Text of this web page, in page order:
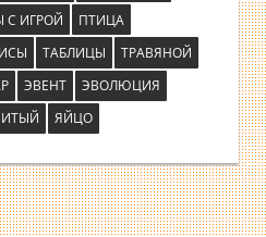
С ИГРОЙ
ПТИЦА
ТАБЛИЦЫ
ТРАВЯНОЙ
ЭВЕНТ
ЭВОЛЮЦИЯ
ЯЙЦО